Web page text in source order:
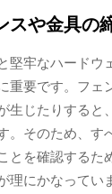
スや金具の
堅牢なハードウ
重要です。フェ
生じたりすると
。そのため、す
とを確認するた
理にかなってい